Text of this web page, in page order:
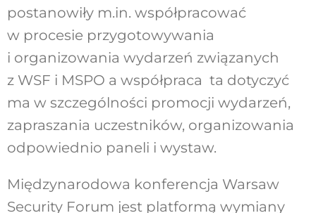
postanowiły m.in. współpracować
w procesie przygotowywania
i organizowania wydarzeń związanych
z WSF i MSPO a współpraca ta dotyczyć
ma w szczególności promocji wydarzeń,
zapraszania uczestników, organizowania
odpowiednio paneli i wystaw.
Międzynarodowa konferencja Warsaw
Security Forum jest platformą wymiany